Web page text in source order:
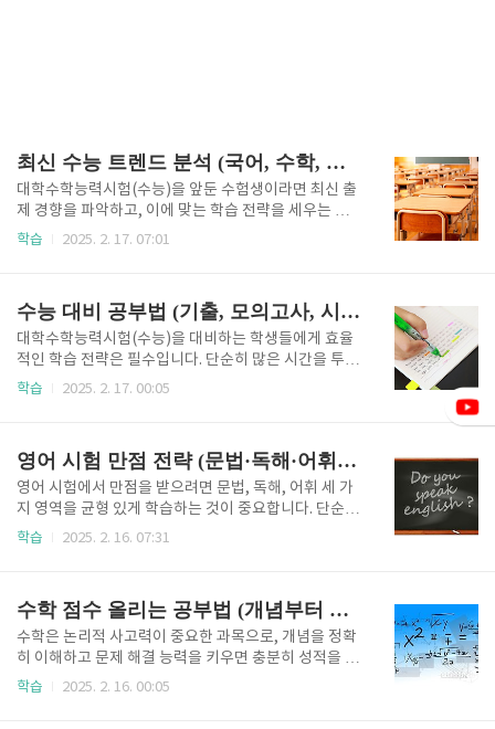
최신 수능 트렌드 분석 (국어, 수학, 영어 공략법)
대학수학능력시험(수능)을 앞둔 수험생이라면 최신 출
제 경향을 파악하고, 이에 맞는 학습 전략을 세우는 것
이 필수입니다. 최근 수능은 단순 암기보다는 이해력과
하고, 효과적으로 대비하는 방법을 아는 것이 중요합니
다. 이번 글에서는 2024학년도 수능의 주요 트렌드를
분석하고, 과목별 학습 전략을 제시하여 최상의 성과를
낼 수 있도록 도와드리겠습니다.국어: 독해력 강화 및
논리적 사고력 요구1. 국어 영역의 최신 출제 경향국어
길어지고 정보량이 ..
학습 2025. 2. 17. 07:01
수능 대비 공부법 (기출, 모의고사, 시간 관리)
대학수학능력시험(수능)을 대비하는 학생들에게 효율
적인 학습 전략은 필수입니다. 단순히 많은 시간을 투자
하는 것이 아니라, 기출문제 분석, 모의고사 활용, 체계
번 글에서는 기출문제를 효과적으로 활용하는 방법, 모
의고사로 실전 대비하는 전략, 수능을 앞두고 효율적으
로 시간을 관리하는 법을 자세히 소개합니다.기출문제
200% 활용법1. 기출문제 분석의 중요성수능은 매년
출제 경향이 일정 부분 유지되는 시험입니다. 따라서 기
푸는 것이 아니라, 유형..
학습 2025. 2. 17. 00:05
영어 시험 만점 전략 (문법·독해·어휘 비법)
영어 시험에서 만점을 받으려면 문법, 독해, 어휘 세 가
지 영역을 균형 있게 학습하는 것이 중요합니다. 단순히
암기하는 것이 아니라 개념을 이해하고 문제 유형을 분
도록 효과적인 공부법을 단계별로 소개합니다.1. 영어
문법 완벽하게 마스터하기문법이 중요한 이유영어 시
험에서 문법은 독해와 서술형 문제 해결에도 큰 영향을
미칩니다. 문법이 부족하면 문장을 정확히 해석하거나
논리적인 글을 작성하는 데 어려움을 겪을 수 있습니다.
학습 2025. 2. 16. 07:31
수학 점수 올리는 공부법 (개념부터 응용까지)
수학은 논리적 사고력이 중요한 과목으로, 개념을 정확
히 이해하고 문제 해결 능력을 키우면 충분히 성적을 올
릴 수 있습니다. 단순히 문제를 많이 푸는 것이 아니라,
학습 2025. 2. 16. 00:05